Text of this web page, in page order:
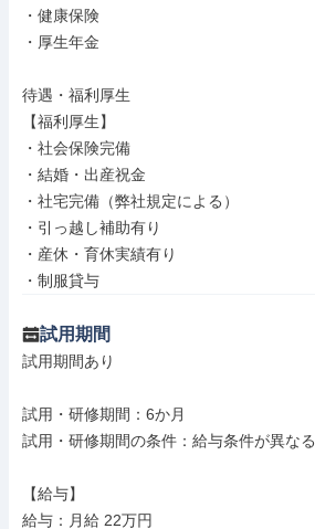
・健康保険
・厚生年金
待遇・福利厚生
【福利厚生】
・社会保険完備
・結婚・出産祝金
・社宅完備（弊社規定による）
・引っ越し補助有り
・産休・育休実績有り
・制服貸与
試用期間
試用期間あり
試用・研修期間：6か月
試用・研修期間の条件：給与条件が異なる
【給与】
給与：月給 22万円